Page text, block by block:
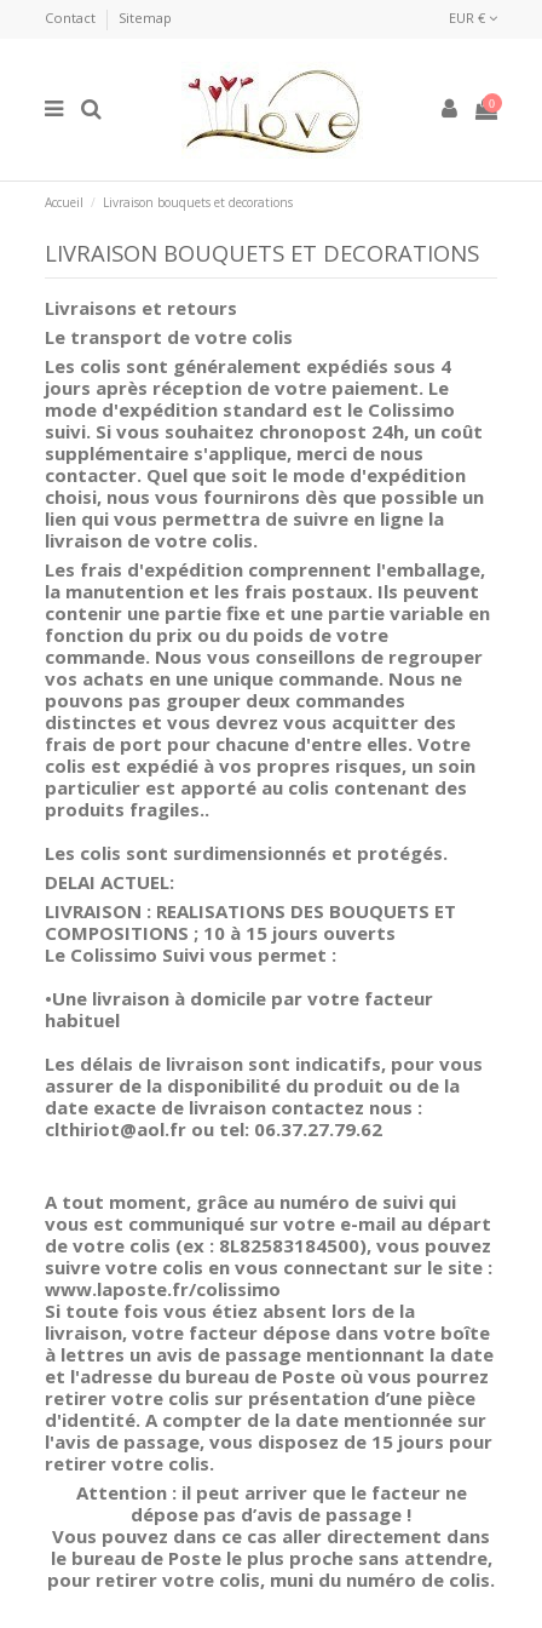
Contact Sitemap EUR €
0
Accueil Livraison bouquets et decorations
LIVRAISON BOUQUETS ET DECORATIONS
Livraisons et retours
Le transport de votre colis
Les colis sont généralement expédiés sous 4
jours après réception de votre paiement. Le
mode d'expédition standard est le Colissimo
suivi. Si vous souhaitez chronopost 24h, un coût
supplémentaire s'applique, merci de nous
contacter. Quel que soit le mode d'expédition
choisi, nous vous fournirons dès que possible un
lien qui vous permettra de suivre en ligne la
livraison de votre colis.
Les frais d'expédition comprennent l'emballage,
la manutention et les frais postaux. Ils peuvent
contenir une partie fixe et une partie variable en
fonction du prix ou du poids de votre
commande. Nous vous conseillons de regrouper
vos achats en une unique commande. Nous ne
pouvons pas grouper deux commandes
distinctes et vous devrez vous acquitter des
frais de port pour chacune d'entre elles. Votre
colis est expédié à vos propres risques, un soin
particulier est apporté au colis contenant des
produits fragiles..
Les colis sont surdimensionnés et protégés.
DELAI ACTUEL:
LIVRAISON : REALISATIONS DES BOUQUETS ET
COMPOSITIONS ; 10 à 15 jours ouverts
Le Colissimo Suivi vous permet :
•Une livraison à domicile par votre facteur
habituel
Les délais de livraison sont indicatifs, pour vous
assurer de la disponibilité du produit ou de la
date exacte de livraison contactez nous :
clthiriot@aol.fr ou tel: 06.37.27.79.62
A tout moment, grâce au numéro de suivi qui
vous est communiqué sur votre e-mail au départ
de votre colis (ex : 8L82583184500), vous pouvez
suivre votre colis en vous connectant sur le site :
www.laposte.fr/colissimo
Si toute fois vous étiez absent lors de la
livraison, votre facteur dépose dans votre boîte
à lettres un avis de passage mentionnant la date
et l'adresse du bureau de Poste où vous pourrez
retirer votre colis sur présentation d’une pièce
d'identité. A compter de la date mentionnée sur
l'avis de passage, vous disposez de 15 jours pour
retirer votre colis.
Attention : il peut arriver que le facteur ne
dépose pas d’avis de passage !
Vous pouvez dans ce cas aller directement dans
le bureau de Poste le plus proche sans attendre,
pour retirer votre colis, muni du numéro de colis.